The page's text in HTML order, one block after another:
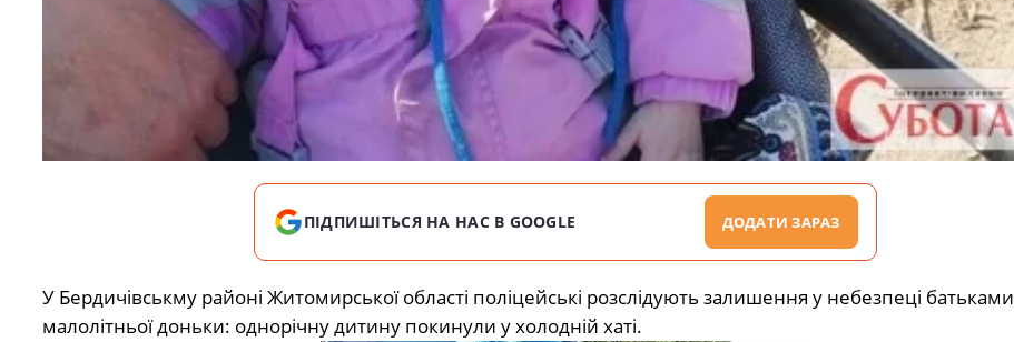
ПІДПИШІТЬСЯ НА НАС В GOOGLE ДОДАТИ ЗАРАЗ
У Бердичівськму районі Житомирської області поліцейські розслідують залишення у небезпеці батьками
малолітньої доньки: однорічну дитину покинули у холодній хаті.